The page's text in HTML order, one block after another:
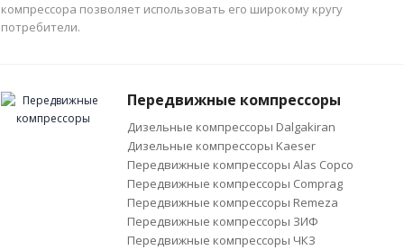
компрессора позволяет использовать его широкому кругу
потребители.
Передвижные компрессоры
Дизельные компрессоры Dalgakiran
Дизельные компрессоры Kaeser
Передвижные компрессоры Alas Copco
Передвижные компрессоры Comprag
Передвижные компрессоры Remeza
Передвижные компрессоры ЗИФ
Передвижные компрессоры ЧКЗ